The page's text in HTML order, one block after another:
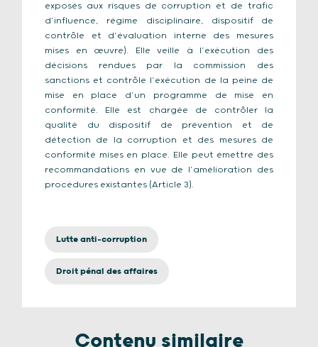
exposés aux risques de corruption et de trafic
d’influence, régime disciplinaire, dispositif de
contrôle et d’évaluation interne des mesures
mises en œuvre). Elle veille à l’exécution des
décisions rendues par la commission des
sanctions et contrôle l’exécution de la peine de
mise en place d’un programme de mise en
conformité. Elle est chargée de contrôler la
qualité du dispositif de prévention et de
détection de la corruption et des mesures de
conformité mises en place. Elle peut émettre des
recommandations en vue de l’amélioration des
procédures existantes (Article 3).
Lutte anti-corruption
Droit pénal des affaires
Contenu similaire